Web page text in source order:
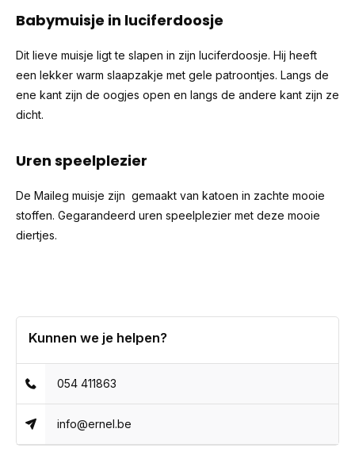
Babymuisje in luciferdoosje
Dit lieve muisje ligt te slapen in zijn luciferdoosje. Hij heeft
een lekker warm slaapzakje met gele patroontjes. Langs de
ene kant zijn de oogjes open en langs de andere kant zijn ze
dicht.
Uren speelplezier
De Maileg muisje zijn gemaakt van katoen in zachte mooie
stoffen. Gegarandeerd uren speelplezier met deze mooie
diertjes.
Kunnen we je helpen?
054 411863
info@ernel.be